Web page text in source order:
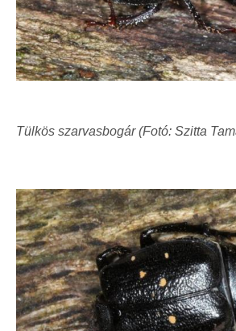
Tülkös szarvasbogár (Fotó: Szitta